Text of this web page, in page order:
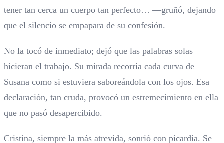
tener tan cerca un cuerpo tan perfecto… —gruñó, dejando
que el silencio se empapara de su confesión.
No la tocó de inmediato; dejó que las palabras solas
hicieran el trabajo. Su mirada recorría cada curva de
Susana como si estuviera saboreándola con los ojos. Esa
declaración, tan cruda, provocó un estremecimiento en ella
que no pasó desapercibido.
Cristina, siempre la más atrevida, sonrió con picardía. Se